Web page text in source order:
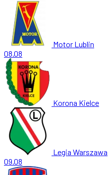
Motor Lublin
08.08
Korona Kielce
Legia Warszawa
09.08